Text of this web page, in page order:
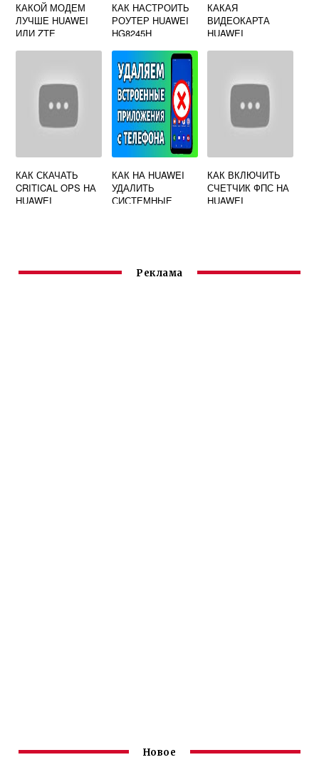
КАКОЙ МОДЕМ
ЛУЧШЕ HUAWEI
ИЛИ ZTE
КАК НАСТРОИТЬ
РОУТЕР HUAWEI
HG8245H
КАКАЯ
ВИДЕОКАРТА
HUAWEI
КАК СКАЧАТЬ
CRITICAL OPS НА
HUAWEI
КАК НА HUAWEI
УДАЛИТЬ
СИСТЕМНЫЕ
КАК ВКЛЮЧИТЬ
СЧЕТЧИК ФПС НА
HUAWEI
Реклама
Новое